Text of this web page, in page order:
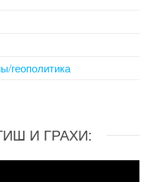
геополитика
И ГРАХИ: